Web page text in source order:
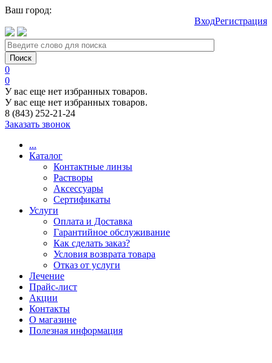
Ваш город:
ВходРегистрация
0
0
У вас еще нет избранных товаров.
У вас еще нет избранных товаров.
8 (843) 252-21-24
Заказать звонок
...
Каталог
Контактные линзы
Растворы
Аксессуары
Сертификаты
Услуги
Оплата и Доставка
Гарантийное обслуживание
Как сделать заказ?
Условия возврата товара
Отказ от услуги
Лечение
Прайс-лист
Акции
Контакты
О магазине
Полезная информация